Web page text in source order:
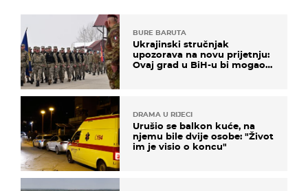
BURE BARUTA
Ukrajinski stručnjak
upozorava na novu prijetnju:
Ovaj grad u BiH-u bi mogao
DRAMA U RIJECI
Urušio se balkon kuće, na
njemu bile dvije osobe: "Život
im je visio o koncu"